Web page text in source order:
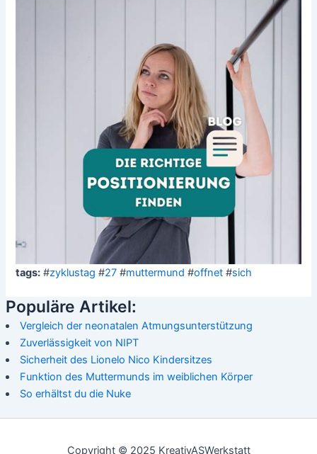
tags: #zyklustag #27 #muttermund #offnet #sich
Populäre Artikel:
Vergleich der neonatalen Atmungsunterstützung
Zuverlässigkeit von NIPT
Sicherheit des Lionelo Nico Kindersitzes
Funktion des Muttermunds im weiblichen Körper
So erhältst du die Nuke
Copyright © 2025 KreativASWerkstatt